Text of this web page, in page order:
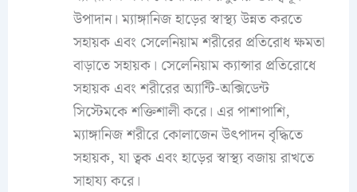
উপাদান। ম্যাঙ্গানিজ হাড়ের স্বাস্থ্য উন্নত করতে
সহায়ক এবং সেলেনিয়াম শরীরের প্রতিরোধ ক্ষমতা
বাড়াতে সহায়ক। সেলেনিয়াম ক্যান্সার প্রতিরোধে
সহায়ক এবং শরীরের অ্যান্টি-অক্সিডেন্ট
সিস্টেমকে শক্তিশালী করে। এর পাশাপাশি,
ম্যাঙ্গানিজ শরীরে কোলাজেন উৎপাদন বৃদ্ধিতে
সহায়ক, যা ত্বক এবং হাড়ের স্বাস্থ্য বজায় রাখতে
সাহায্য করে।